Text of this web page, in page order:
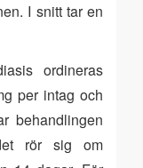
I snitt tar en
ordineras
per intag och
behandlingen
rör sig om